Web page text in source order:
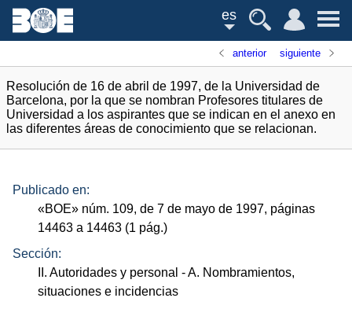
es
anterior siguiente
Resolución de 16 de abril de 1997, de la Universidad de
Barcelona, por la que se nombran Profesores titulares de
Universidad a los aspirantes que se indican en el anexo en
las diferentes áreas de conocimiento que se relacionan.
Publicado en:
«BOE» núm. 109, de 7 de mayo de 1997, páginas
14463 a 14463 (1 pág.)
Sección:
II. Autoridades y personal - A. Nombramientos,
situaciones e incidencias